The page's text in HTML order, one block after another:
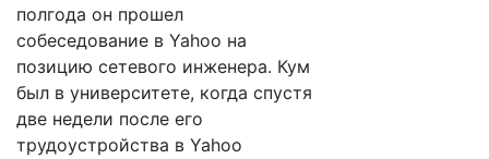
полгода он прошел
собеседование в Yahoo на
позицию сетевого инженера. Кум
был в университете, когда спустя
две недели после его
трудоустройства в Yahoo